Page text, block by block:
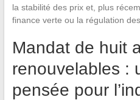
la stabilité des prix et, plus
finance verte ou la régulation
Mandat de huit
renouvelables :
pensée pour